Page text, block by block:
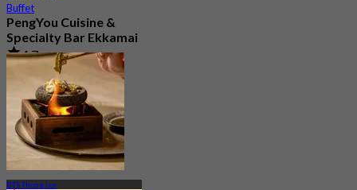
Buffet
PengYou Cuisine &
Specialty Bar Ekkamai
4.7
2.5K Gebucht
Aus
฿ 294.25
BTS Thong Lor